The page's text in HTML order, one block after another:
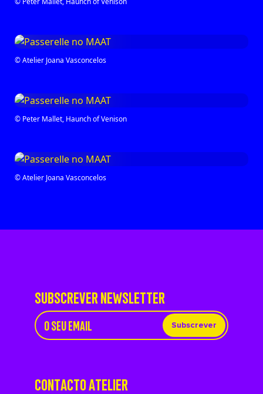
© Atelier Joana Vasconcelos
© Peter Mallet, Haunch of Venison
© Atelier Joana Vasconcelos
SUBSCREVER NEWSLETTER
Subscrever
CONTACTO ATELIER